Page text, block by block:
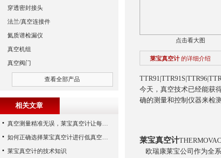
点击看大图
莱宝真空计 的详细介绍
今天，真空技术已经能获
确的测量和控制仪器来检
莱宝真空计
欧瑞康莱宝公司作为全
穿透密封接头
法兰/真空连接件
氦质谱检漏仪
真空机组
真空阀门
查看全部产品
相关文章
真空测量精准无误，莱宝真空计让每个细节尽在掌握
如何正确选择莱宝真空计进行低真空测量
莱宝真空计的技术知识